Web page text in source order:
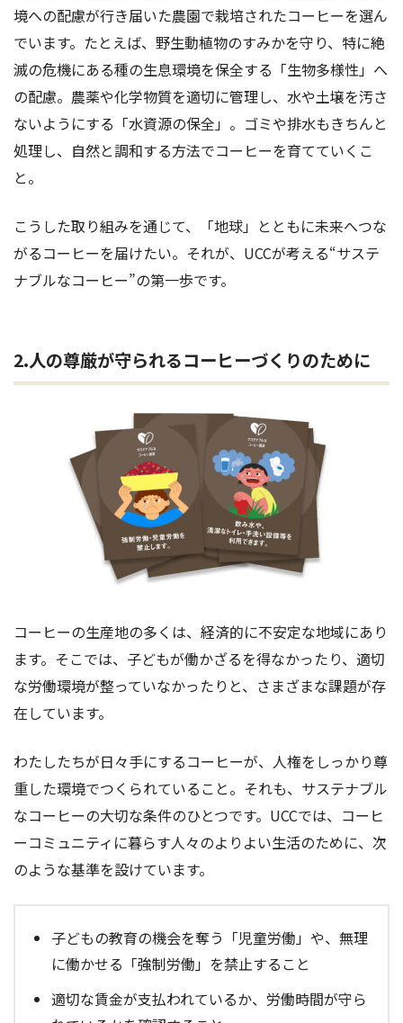
境への配慮が行き届いた農園で栽培されたコーヒーを選ん
でいます。たとえば、野生動植物のすみかを守り、特に絶
滅の危機にある種の生息環境を保全する「生物多様性」へ
の配慮。農薬や化学物質を適切に管理し、水や土壌を汚さ
ないようにする「水資源の保全」。ゴミや排水もきちんと
処理し、自然と調和する方法でコーヒーを育てていくこ
と。
こうした取り組みを通じて、「地球」とともに未来へつな
がるコーヒーを届けたい。それが、UCCが考える“サステ
ナブルなコーヒー”の第一歩です。
2.人の尊厳が守られるコーヒーづくりのために
コーヒーの生産地の多くは、経済的に不安定な地域にあり
ます。そこでは、子どもが働かざるを得なかったり、適切
な労働環境が整っていなかったりと、さまざまな課題が存
在しています。
わたしたちが日々手にするコーヒーが、人権をしっかり尊
重した環境でつくられていること。それも、サステナブル
なコーヒーの大切な条件のひとつです。UCCでは、コーヒ
ーコミュニティに暮らす人々のよりよい生活のために、次
のような基準を設けています。
子どもの教育の機会を奪う「児童労働」や、無理
に働かせる「強制労働」を禁止すること
適切な賃金が支払われているか、労働時間が守ら